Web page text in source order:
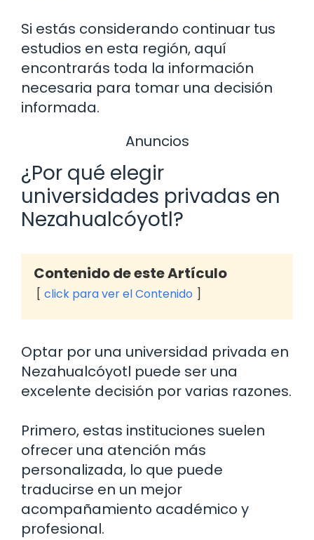
Si estás considerando continuar tus
estudios en esta región, aquí
encontrarás toda la información
necesaria para tomar una decisión
informada.
Anuncios
¿Por qué elegir
universidades privadas en
Nezahualcóyotl?
Contenido de este Artículo
click para ver el Contenido
Optar por una universidad privada en
Nezahualcóyotl puede ser una
excelente decisión por varias razones.
Primero, estas instituciones suelen
ofrecer una atención más
personalizada, lo que puede
traducirse en un mejor
acompañamiento académico y
profesional.